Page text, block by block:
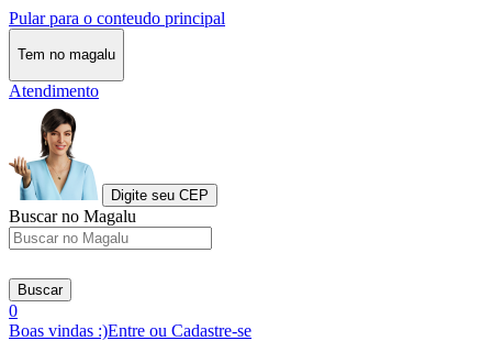
Pular para o conteudo principal
Tem no magalu
Atendimento
Digite seu CEP
Buscar no Magalu
Buscar
0
Boas vindas :)Entre ou Cadastre-se